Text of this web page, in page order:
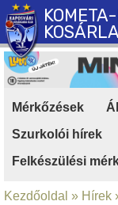
Mérkőzések
Szurkolói hírek
Felkészülési
Kezdőoldal » Hírek